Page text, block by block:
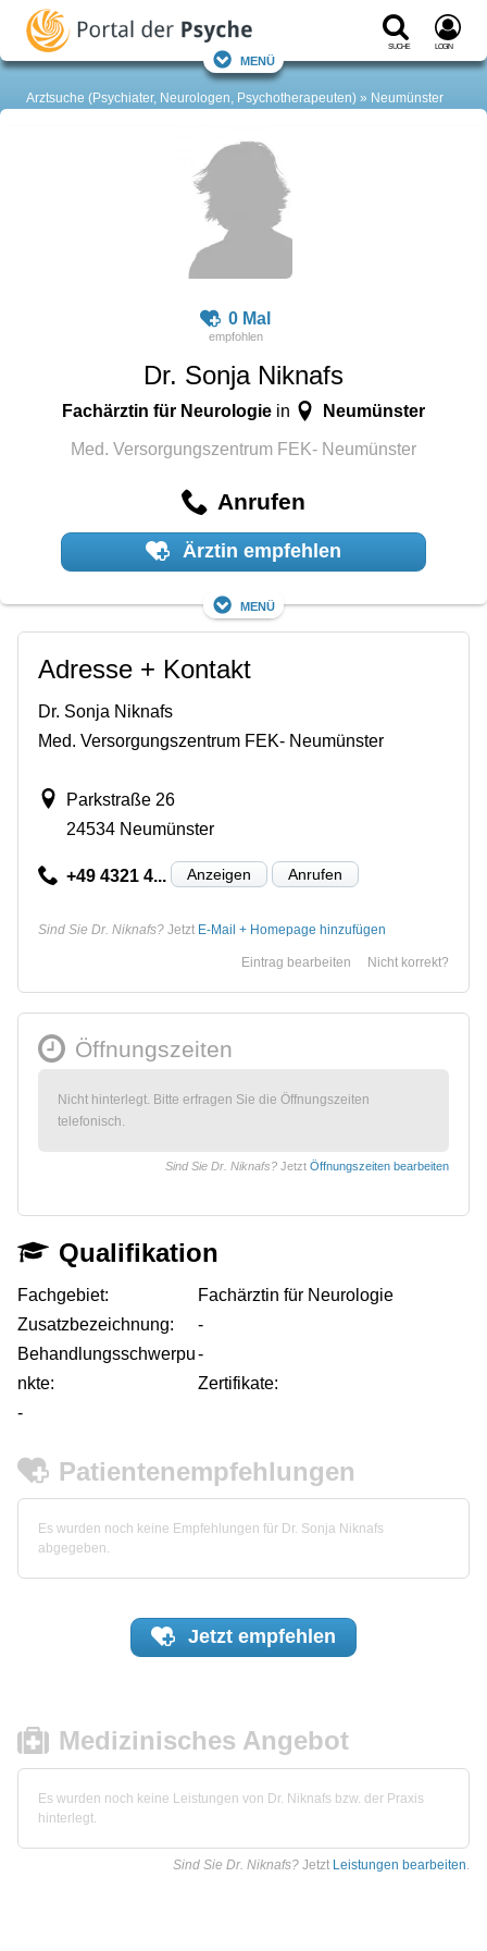
Suche Login
Menü
Arztsuche (Psychiater, Neurologen, Psychotherapeuten) Neumünster
0 Mal
Dr. Sonja Niknafs
Fachärztin für Neurologie in Neumünster
Med. Versorgungszentrum FEK- Neumünster
Anrufen
Ärztin empfehlen
Menü
Adresse + Kontakt
Dr. Sonja Niknafs
Med. Versorgungszentrum FEK- Neumünster
Parkstraße 26
24534 Neumünster
+49 4321 4... Anzeigen Anrufen
Sind Sie Dr. Niknafs? Jetzt E-Mail + Homepage hinzufügen
Nicht korrekt?
Eintrag bearbeiten
Öffnungszeiten
Nicht hinterlegt. Bitte erfragen Sie die Öffnungszeiten
telefonisch.
Sind Sie Dr. Niknafs? Jetzt Öffnungszeiten bearbeiten
Qualifikation
Fachgebiet:
Fachärztin für Neurologie
Zusatzbezeichnung:
-
Behandlungsschwerpu
nkte:
-
Zertifikate:
-
Patientenempfehlungen
Es wurden noch keine Empfehlungen für Dr. Sonja Niknafs
abgegeben.
Jetzt empfehlen
Medizinisches Angebot
Es wurden noch keine Leistungen von Dr. Niknafs bzw. der Praxis
hinterlegt.
Sind Sie Dr. Niknafs? Jetzt Leistungen bearbeiten.